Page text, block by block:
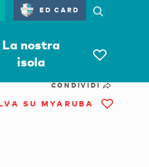
ED CARD
La nostra
isola
CONDIVIDI
SU MYARUBA